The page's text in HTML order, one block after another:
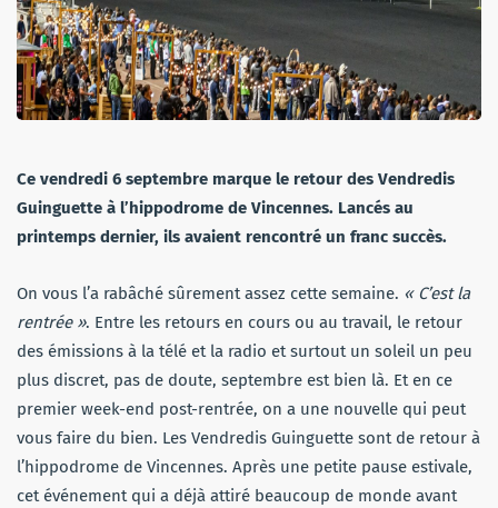
Ce vendredi 6 septembre marque le retour des Vendredis
Guinguette à l’hippodrome de Vincennes. Lancés au
printemps dernier, ils avaient rencontré un franc succès.
On vous l’a rabâché sûrement assez cette semaine. « C’est la
rentrée ». Entre les retours en cours ou au travail, le retour
des émissions à la télé et la radio et surtout un soleil un peu
plus discret, pas de doute, septembre est bien là. Et en ce
premier week-end post-rentrée, on a une nouvelle qui peut
vous faire du bien. Les Vendredis Guinguette sont de retour à
l’hippodrome de Vincennes. Après une petite pause estivale,
cet événement qui a déjà attiré beaucoup de monde avant